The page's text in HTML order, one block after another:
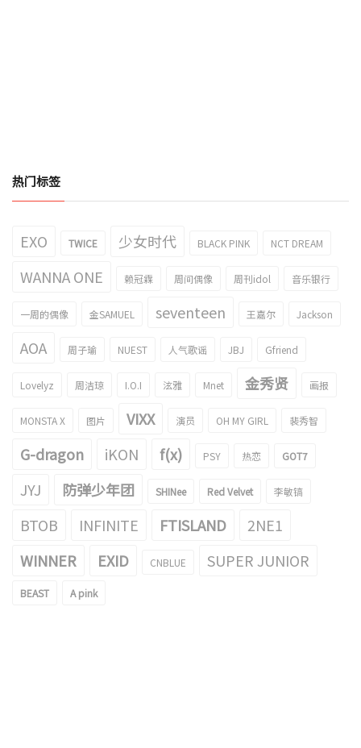
热门标签
EXO TWICE 少女时代 BLACK PINK NCT DREAM
WANNA ONE 赖冠霖 周间偶像 周刊idol 音乐银行
一周的偶像 金SAMUEL seventeen 王嘉尔 Jackson
AOA 周子瑜 NUEST 人气歌谣 JBJ Gfriend
Lovelyz 周洁琼 I.O.I 泫雅 Mnet 金秀贤 画报
MONSTA X 图片 VIXX 演员 OH MY GIRL 裴秀智
G-dragon iKON f(x) PSY 热恋 GOT7
JYJ 防弹少年团 SHINee Red Velvet 李敏镐
BTOB INFINITE FTISLAND
2NE1
WINNER
EXID CNBLUE SUPER JUNIOR
BEAST A pink